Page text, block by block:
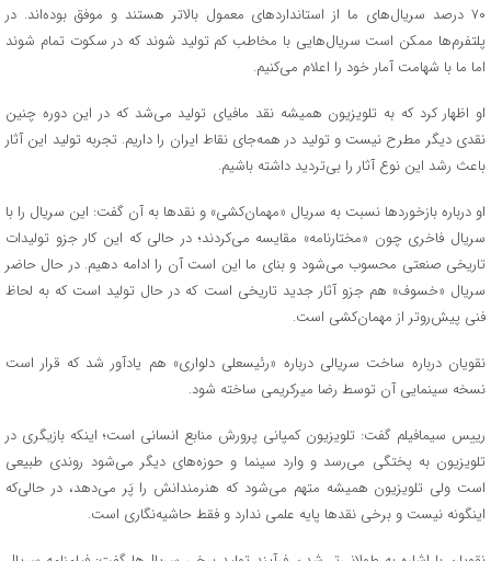
۷۰ درصد سریال‌های ما از استانداردهای معمول بالاتر هستند و موفق بوده‌اند. در
پلتفرم‌ها ممکن است سریال‌هایی با مخاطب کم تولید شوند که در سکوت تمام شوند
اما ما با شهامت آمار خود را اعلام می‌کنیم.
او اظهار کرد که به تلویزیون همیشه نقد مافیای تولید می‌شد که در این دوره چنین
نقدی دیگر مطرح نیست و تولید در همه‌جای نقاط ایران را داریم. تجربه تولید این آثار
باعث رشد این نوع آثار را بی‌تردید داشته باشیم.
او درباره بازخوردها نسبت به سریال «مهمان‌کشی» و نقدها به آن گفت: این سریال را با
سریال فاخری چون «مختارنامه» مقایسه می‌کردند؛ در حالی که این کار جزو تولیدات
تاریخی صنعتی محسوب می‌شود و بنای ما این است آن را ادامه دهیم. در حال حاضر
سریال «خسوف» هم جزو آثار جدید تاریخی است که در حال تولید است که به لحاظ
فنی پیش‌روتر از مهمان‌کشی است.
نقویان درباره ساخت سریالی درباره «رئیسعلی دلواری» هم یادآور شد که قرار است
نسخه سینمایی آن توسط رضا میرکریمی ساخته شود.
رییس سیمافیلم گفت: تلویزیون کمپانی پرورش منابع انسانی است؛ اینکه بازیگری در
تلویزیون به پختگی می‌رسد و وارد سینما و حوزه‌های دیگر می‌شود روندی طبیعی
است ولی تلویزیون همیشه متهم می‌شود که هنرمندانش را پَر می‌دهد، در حالی‌که
اینگونه نیست و برخی نقدها پایه علمی ندارد و فقط حاشیه‌نگاری است.